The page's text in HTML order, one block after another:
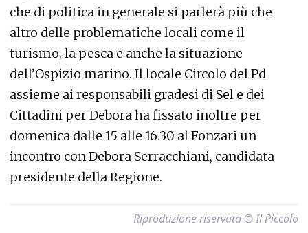
che di politica in generale si parlerà più che
altro delle problematiche locali come il
turismo, la pesca e anche la situazione
dell’Ospizio marino. Il locale Circolo del Pd
assieme ai responsabili gradesi di Sel e dei
Cittadini per Debora ha fissato inoltre per
domenica dalle 15 alle 16.30 al Fonzari un
incontro con Debora Serracchiani, candidata
presidente della Regione.
Riproduzione riservata © Il Piccolo